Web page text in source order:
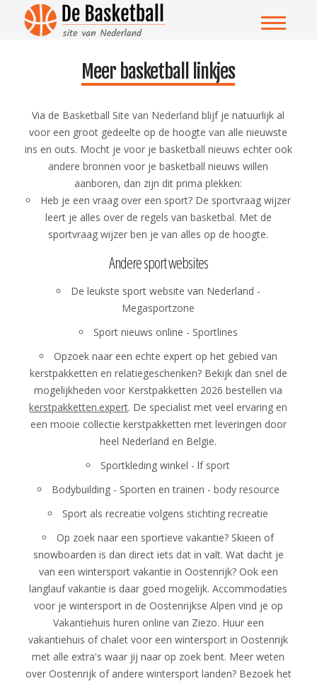
Meer basketball linkjes
Via de Basketball Site van Nederland blijf je natuurlijk al
voor een groot gedeelte op de hoogte van alle nieuwste
ins en outs. Mocht je voor je basketball nieuws echter ook
andere bronnen voor je basketball nieuws willen
aanboren, dan zijn dit prima plekken:
Heb je een vraag over een sport? De sportvraag wijzer
leert je alles over de regels van basketbal. Met de
sportvraag wijzer ben je van alles op de hoogte.
Andere sport websites
De leukste sport website van Nederland -
Megasportzone
Sport nieuws online - Sportlines
Opzoek naar een echte expert op het gebied van
kerstpakketten en relatiegeschenken? Bekijk dan snel de
mogelijkheden voor Kerstpakketten 2026 bestellen via
kerstpakketten.expert. De specialist met veel ervaring en
een mooie collectie kerstpakketten met leveringen door
heel Nederland en Belgie.
Sportkleding winkel -lf sport
Bodybuilding - Sporten en trainen - body resource
Sport als recreatie volgens stichting recreatie
Op zoek naar een sportieve vakantie? Skieen of
snowboarden is dan direct iets dat in valt. Wat dacht je
van een wintersport vakantie in Oostenrijk? Ook een
langlauf vakantie is daar goed mogelijk. Accommodaties
voor je wintersport in de Oostenrijkse Alpen vind je op
Vakantiehuis huren online van Ziezo. Huur een
vakantiehuis of chalet voor een wintersport in Oostenrijk
met alle extra's waar jij naar op zoek bent. Meer weten
over Oostenrijk of andere wintersport landen? Bezoek het